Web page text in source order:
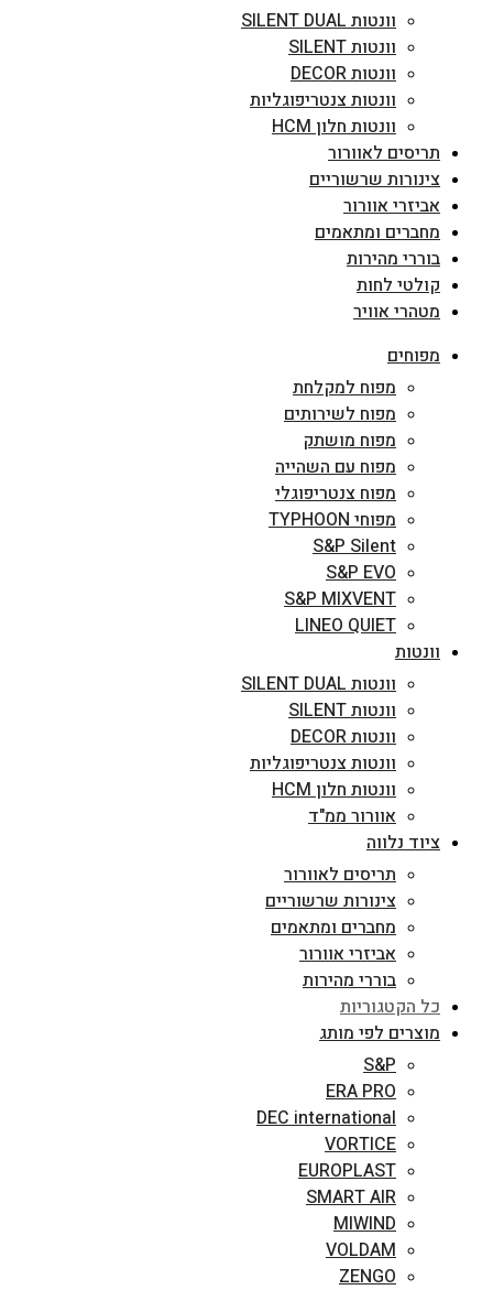
וונטות SILENT DUAL
וונטות SILENT
וונטות DECOR
וונטות צנטריפוגליות
וונטות חלון HCM
תריסים לאוורור
צינורות שרשוריים
אביזרי אוורור
מחברים ומתאמים
בוררי מהירות
קולטי לחות
מטהרי אוויר
מפוחים
מפוח למקלחת
מפוח לשירותים
מפוח מושתק
מפוח עם השהייה
מפוח צנטריפוגלי
מפוחי TYPHOON
S&P Silent
S&P EVO
S&P MIXVENT
LINEO QUIET
וונטות
וונטות SILENT DUAL
וונטות SILENT
וונטות DECOR
וונטות צנטריפוגליות
וונטות חלון HCM
אוורור ממ"ד
ציוד נלווה
תריסים לאוורור
צינורות שרשוריים
מחברים ומתאמים
אביזרי אוורור
בוררי מהירות
כל הקטגוריות
מוצרים לפי מותג
S&P
ERA PRO
DEC international
VORTICE
EUROPLAST
SMART AIR
MIWIND
VOLDAM
ZENGO